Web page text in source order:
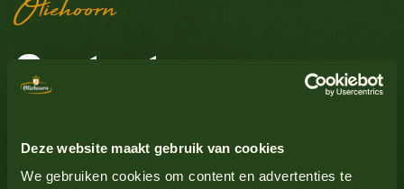
Deze website maakt gebruik van cookies
We gebruiken cookies om content en advertenties te
Oliehoorn
Contact
Do you have a sensausional question, complaint or
comment? We are at your service!